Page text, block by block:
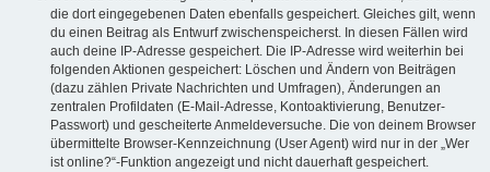
die dort eingegebenen Daten ebenfalls gespeichert. Gleiches gilt, wenn
du einen Beitrag als Entwurf zwischenspeicherst. In diesen Fällen wird
auch deine IP-Adresse gespeichert. Die IP-Adresse wird weiterhin bei
folgenden Aktionen gespeichert: Löschen und Ändern von Beiträgen
(dazu zählen Private Nachrichten und Umfragen), Änderungen an
zentralen Profildaten (E-Mail-Adresse, Kontoaktivierung, Benutzer-
Passwort) und gescheiterte Anmeldeversuche. Die von deinem Browser
übermittelte Browser-Kennzeichnung (User Agent) wird nur in der „Wer
ist online?“-Funktion angezeigt und nicht dauerhaft gespeichert.